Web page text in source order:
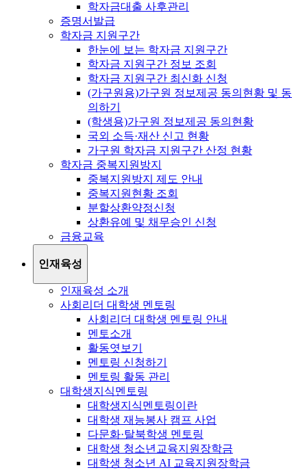
학자금대출 사후관리
증명서발급
학자금 지원구간
한눈에 보는 학자금 지원구간
학자금 지원구간 정보 조회
학자금 지원구간 최신화 신청
(가구원용)가구원 정보제공 동의현황 및 동
의하기
(학생용)가구원 정보제공 동의현황
국외 소득·재산 신고 현황
가구원 학자금 지원구간 산정 현황
학자금 중복지원방지
중복지원방지 제도 안내
중복지원현황 조회
분할상환약정신청
상환유예 및 채무승인 신청
금융교육
인재육성
인재육성 소개
사회리더 대학생 멘토링
사회리더 대학생 멘토링 안내
멘토소개
활동엿보기
멘토링 신청하기
멘토링 활동 관리
대학생지식멘토링
대학생지식멘토링이란
대학생 재능봉사 캠프 사업
다문화·탈북학생 멘토링
대학생 청소년교육지원장학금
대학생 청소년 AI 교육지원장학금